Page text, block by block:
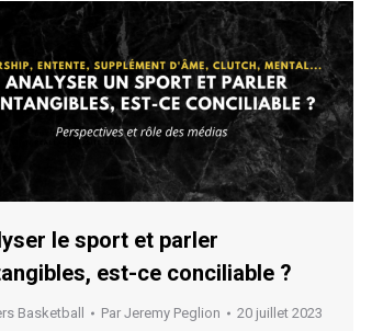
le sport et parler
est-ce conciliable ?
Basketball Par Jeremy Peglion 20 juillet 2023